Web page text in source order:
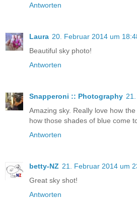
Antworten
Laura 20. Februar 2014 um
Beautiful sky photo!
Antworten
Snapperoni :: Photography
Amazing sky. Really love how
how those shades of blue come
Antworten
betty-NZ 21. Februar 2014 um
Great sky shot!
Antworten